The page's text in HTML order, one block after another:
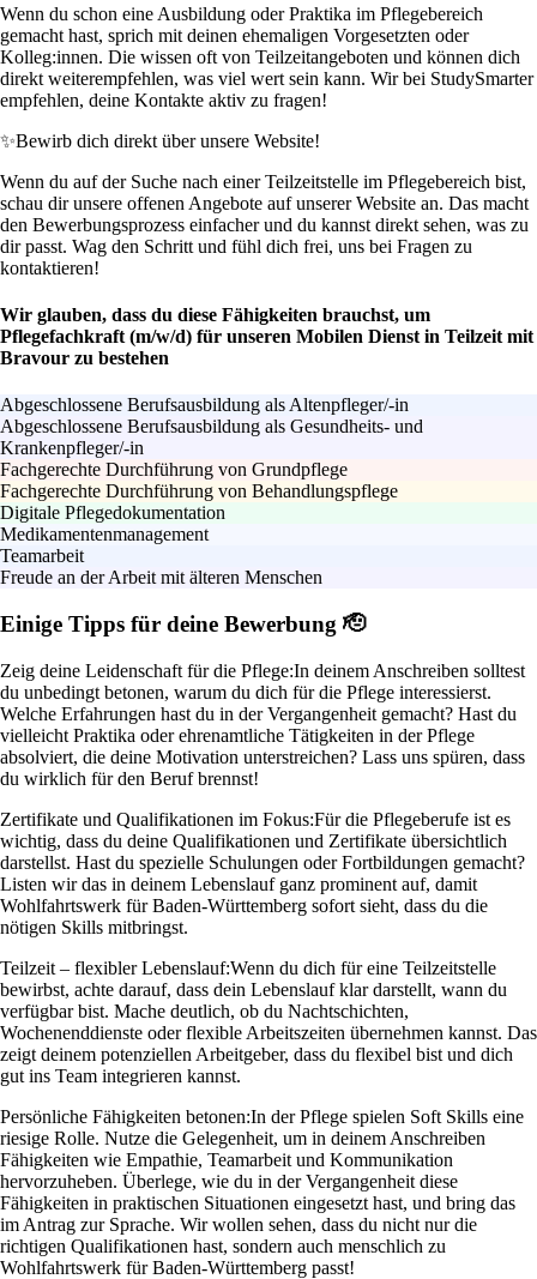
Wenn du schon eine Ausbildung oder Praktika im Pflegebereich
gemacht hast, sprich mit deinen ehemaligen Vorgesetzten oder
Kolleg:innen. Die wissen oft von Teilzeitangeboten und können dich
direkt weiterempfehlen, was viel wert sein kann. Wir bei StudySmarter
empfehlen, deine Kontakte aktiv zu fragen!
✨Bewirb dich direkt über unsere Website!
Wenn du auf der Suche nach einer Teilzeitstelle im Pflegebereich bist,
schau dir unsere offenen Angebote auf unserer Website an. Das macht
den Bewerbungsprozess einfacher und du kannst direkt sehen, was zu
dir passt. Wag den Schritt und fühl dich frei, uns bei Fragen zu
kontaktieren!
Wir glauben, dass du diese Fähigkeiten brauchst, um
Pflegefachkraft (m/w/d) für unseren Mobilen Dienst in Teilzeit mit
Bravour zu bestehen
Abgeschlossene Berufsausbildung als Altenpfleger/-in
Abgeschlossene Berufsausbildung als Gesundheits- und
Krankenpfleger/-in
Fachgerechte Durchführung von Grundpflege
Fachgerechte Durchführung von Behandlungspflege
Digitale Pflegedokumentation
Medikamentenmanagement
Teamarbeit
Freude an der Arbeit mit älteren Menschen
Einige Tipps für deine Bewerbung 🫡
Zeig deine Leidenschaft für die Pflege:In deinem Anschreiben solltest
du unbedingt betonen, warum du dich für die Pflege interessierst.
Welche Erfahrungen hast du in der Vergangenheit gemacht? Hast du
vielleicht Praktika oder ehrenamtliche Tätigkeiten in der Pflege
absolviert, die deine Motivation unterstreichen? Lass uns spüren, dass
du wirklich für den Beruf brennst!
Zertifikate und Qualifikationen im Fokus:Für die Pflegeberufe ist es
wichtig, dass du deine Qualifikationen und Zertifikate übersichtlich
darstellst. Hast du spezielle Schulungen oder Fortbildungen gemacht?
Listen wir das in deinem Lebenslauf ganz prominent auf, damit
Wohlfahrtswerk für Baden-Württemberg sofort sieht, dass du die
nötigen Skills mitbringst.
Teilzeit – flexibler Lebenslauf:Wenn du dich für eine Teilzeitstelle
bewirbst, achte darauf, dass dein Lebenslauf klar darstellt, wann du
verfügbar bist. Mache deutlich, ob du Nachtschichten,
Wochenenddienste oder flexible Arbeitszeiten übernehmen kannst. Das
zeigt deinem potenziellen Arbeitgeber, dass du flexibel bist und dich
gut ins Team integrieren kannst.
Persönliche Fähigkeiten betonen:In der Pflege spielen Soft Skills eine
riesige Rolle. Nutze die Gelegenheit, um in deinem Anschreiben
Fähigkeiten wie Empathie, Teamarbeit und Kommunikation
hervorzuheben. Überlege, wie du in der Vergangenheit diese
Fähigkeiten in praktischen Situationen eingesetzt hast, und bring das
im Antrag zur Sprache. Wir wollen sehen, dass du nicht nur die
richtigen Qualifikationen hast, sondern auch menschlich zu
Wohlfahrtswerk für Baden-Württemberg passt!